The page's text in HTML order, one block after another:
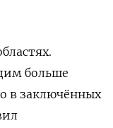
больше
в заключённых